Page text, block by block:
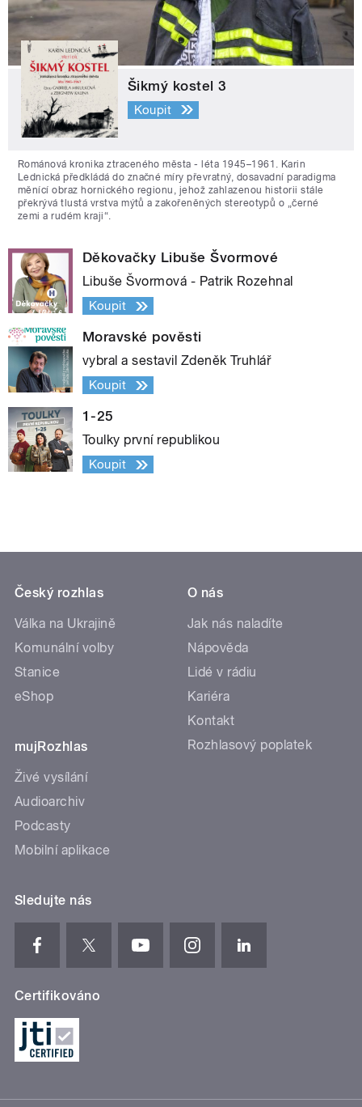
Šikmý kostel 3
Koupit
Románová kronika ztraceného města - léta 1945–1961. Karin
Lednická předkládá do značné míry převratný, dosavadní paradigma
měnící obraz hornického regionu, jehož zahlazenou historii stále
překrývá tlustá vrstva mýtů a zakořeněných stereotypů o „černé
zemi a rudém kraji“.
Děkovačky Libuše Švormové
Libuše Švormová - Patrik Rozehnal
Koupit
Moravské pověsti
vybral a sestavil Zdeněk Truhlář
Koupit
1-25
Toulky první republikou
Koupit
Český rozhlas
Válka na Ukrajině
Komunální volby
Stanice
eShop
mujRozhlas
Živé vysílání
Audioarchiv
Podcasty
Mobilní aplikace
O nás
Jak nás naladíte
Nápověda
Lidé v rádiu
Kariéra
Kontakt
Rozhlasový poplatek
Sledujte nás
Certifikováno